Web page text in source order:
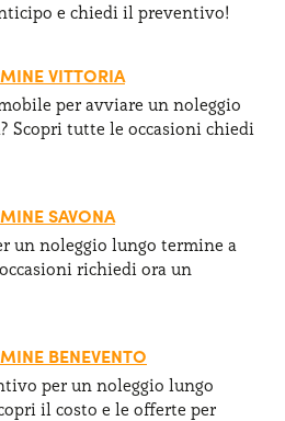
e chiedi il preventivo!
VITTORIA
per avviare un noleggio
Scopri tutte le occasioni chiedi
SAVONA
un noleggio lungo termine a
richiedi ora un
BENEVENTO
per un noleggio lungo
il costo e le offerte per